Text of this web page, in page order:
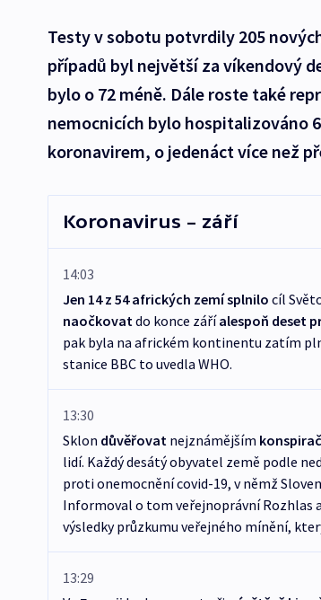
Testy v sobotu potvrdily 205
případů byl největší za víkendový
bylo o 72 méně. Dále roste také
nemocnicích bylo hospitalizováno
koronavirem, o jedenáct více než
Koronavirus – září
14:03
Jen 14 z 54 afrických zemí splnilo cíl
naočkovatdo konce záříalespoň deset
pak byla na africkém kontinentu zatím
stanice BBC to uvedla WHO.
13:30
Sklon důvěřovatnejznámějším
lidí. Každý desátý obyvatel země podle
proti onemocnění covid-19, v němž
Informoval o tom veřejnoprávní Rozhlas
výsledky průzkumu veřejného mínění,
13:29